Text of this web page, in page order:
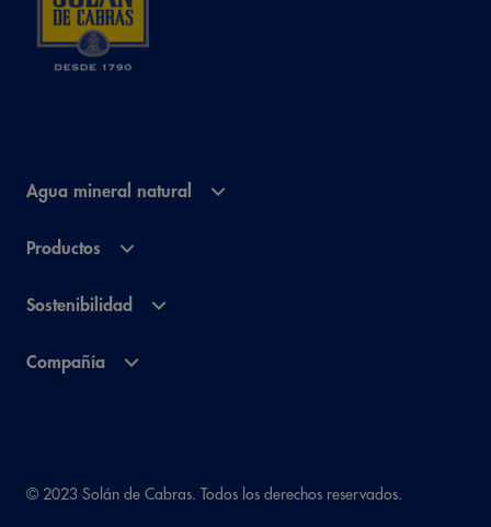
Agua mineral natural
Productos
Sostenibilidad
Compañía
© 2023 Solán de Cabras. Todos los derechos reservados.